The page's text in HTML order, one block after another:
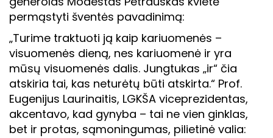
permąstyti šventės pavadinimą:
„Turime traktuoti ją kaip kariuomenės –
visuomenės dieną, nes kariuomenė ir yra
mūsų visuomenės dalis. Jungtukas „ir“ čia
atskiria tai, kas neturėtų būti atskirta.“ Prof.
Eugenijus Laurinaitis, LGKŠA viceprezidentas,
akcentavo, kad gynyba – tai ne vien ginklas,
bet ir protas, sąmoningumas, pilietinė valia: